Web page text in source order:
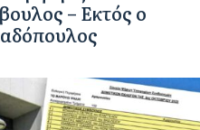
– Εκτός ο